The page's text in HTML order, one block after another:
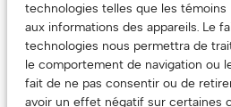
technologies telles que les
aux informations des appareils. Le
technologies nous permettra de
le comportement de navigation ou
fait de ne pas consentir ou de
avoir un effet négatif sur certaines
(Oui, on va avoir des tarifs
artistes!)